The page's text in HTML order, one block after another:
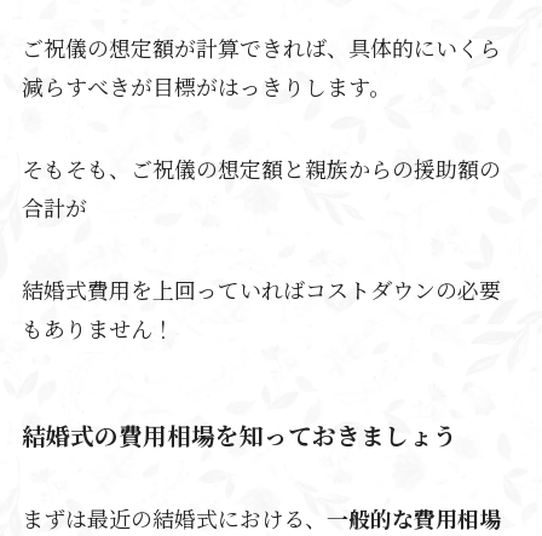
ご祝儀の想定額が計算できれば、具体的にいくら
減らすべきが目標がはっきりします。
そもそも、ご祝儀の想定額と親族からの援助額の
合計が
結婚式費用を上回っていればコストダウンの必要
もありません！
結婚式の費用相場を知っておきましょう
まずは最近の結婚式における、 一般的な費用相場